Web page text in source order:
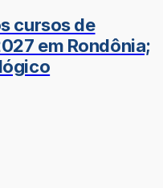
cursos de
em Rondônia;